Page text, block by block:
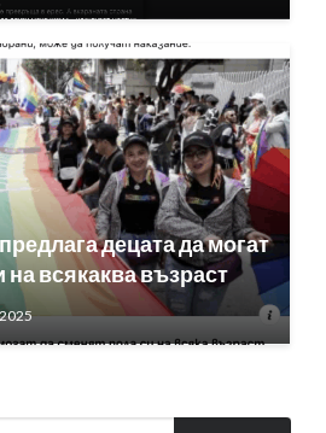
децата да могат
на всякаква възраст